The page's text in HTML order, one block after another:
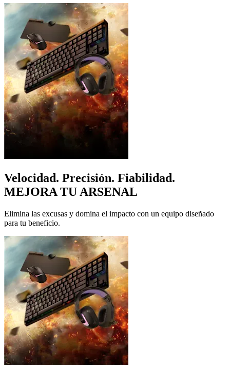
Velocidad. Precisión. Fiabilidad.
MEJORA TU ARSENAL
Elimina las excusas y domina el impacto con un equipo diseñado
para tu beneficio.